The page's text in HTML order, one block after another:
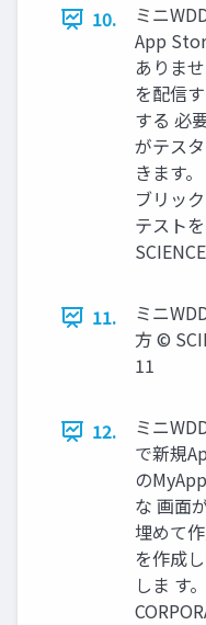
10.
ミニ
App
ありま
を配信
する 必
がテス
きます
ブリッ
テスト
11.
ミニ
方 ©
11
12.
ミニ
で新規
の
な 画面
埋めて
を作成
しま す